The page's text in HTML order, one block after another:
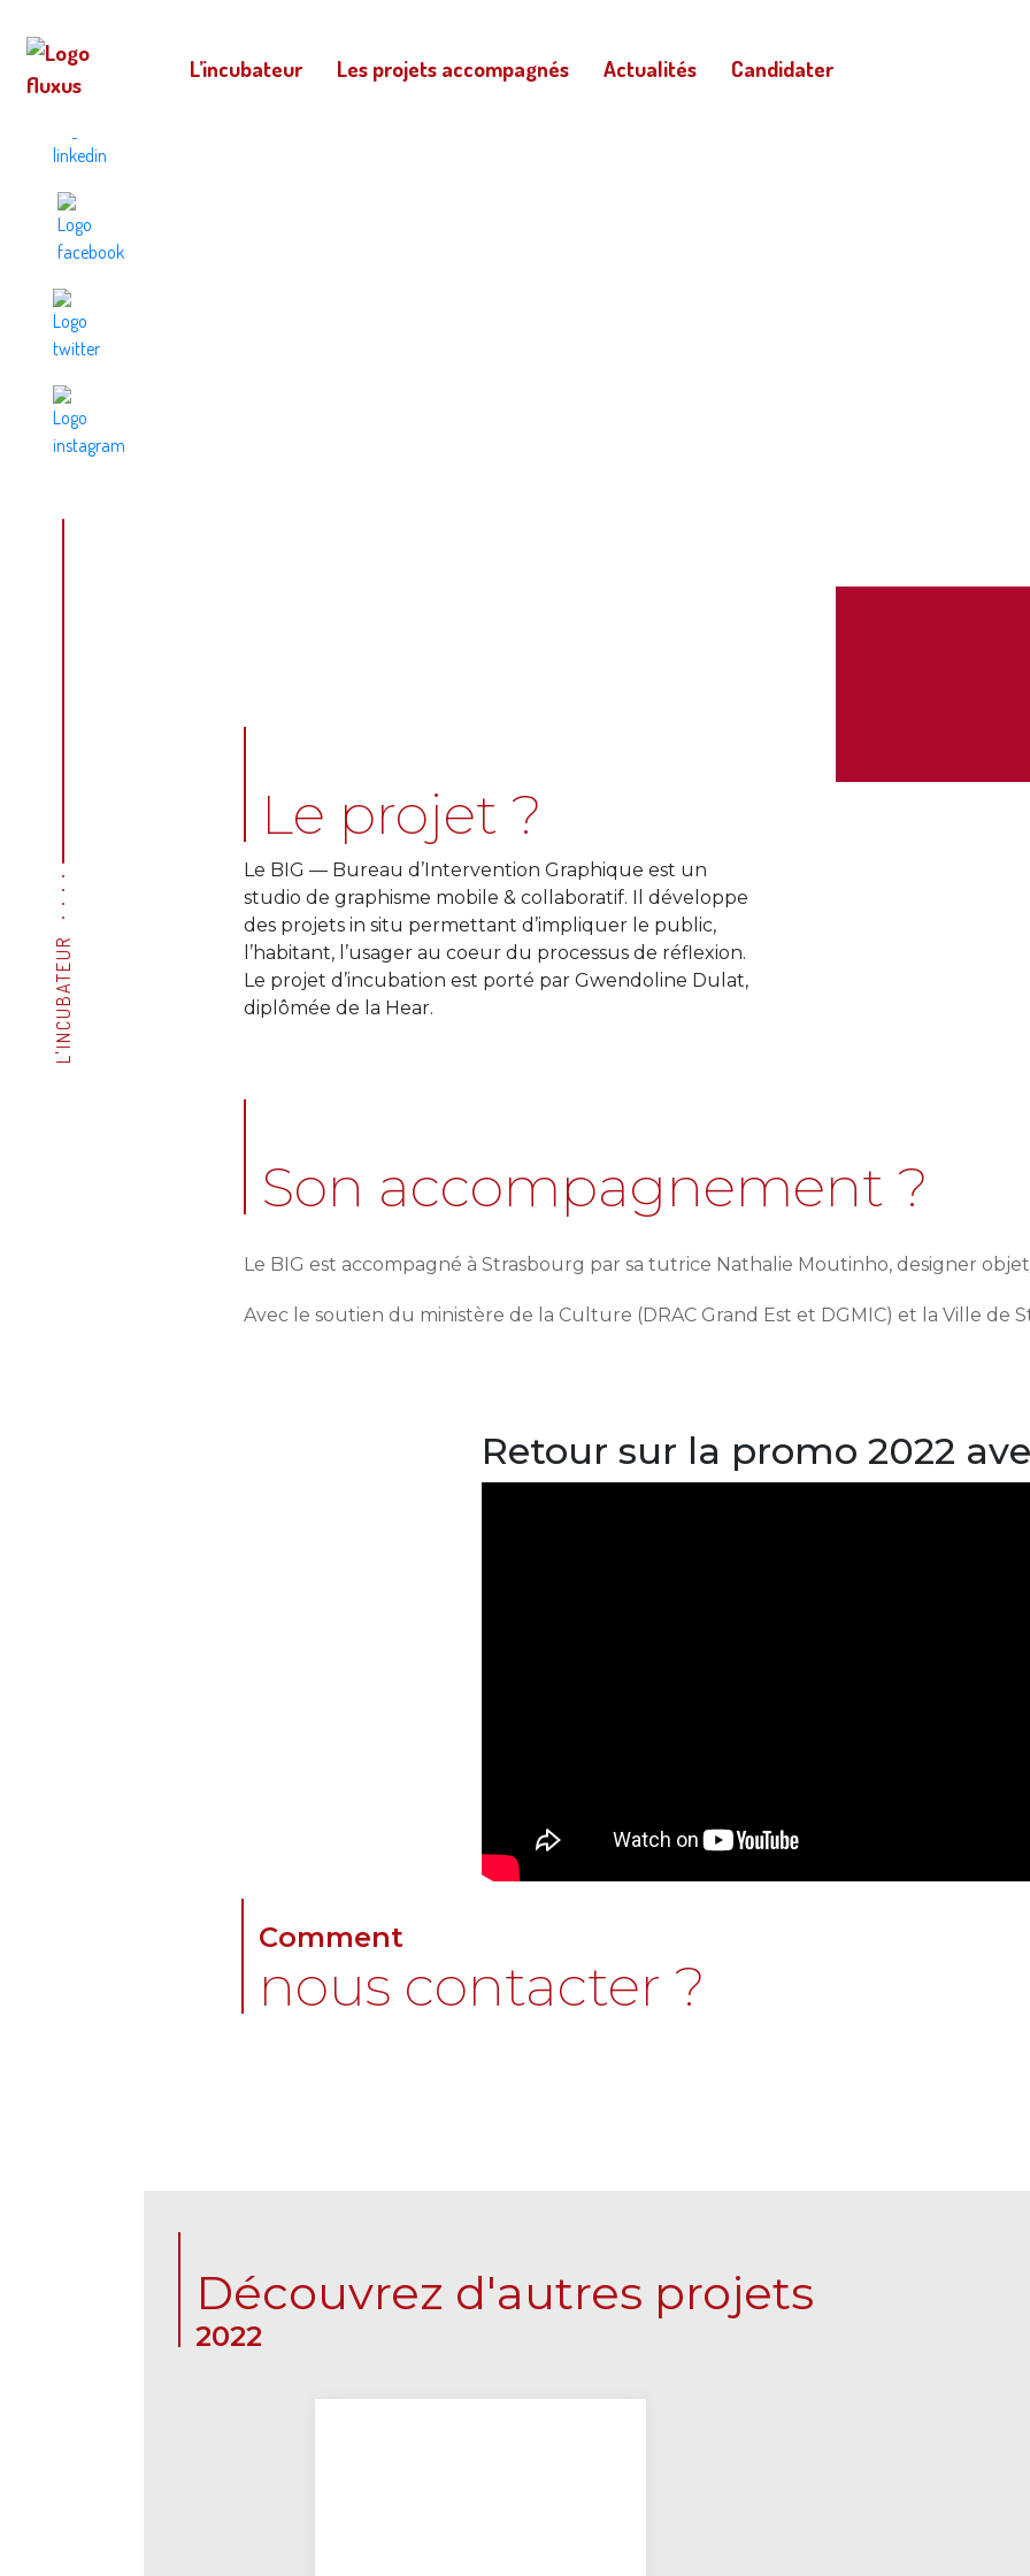
L’incubateur Les projets accompagnés Actualités Candidater
L'INCUBATEUR
Le projet ?
Le BIG — Bureau d’Intervention Graphique est un
studio de graphisme mobile & collaboratif. Il développe
des projets in situ permettant d’impliquer le public,
l’habitant, l’usager au coeur du processus de réflexion.
Le projet d’incubation est porté par Gwendoline Dulat,
diplômée de la Hear.
Son accompagnement ?
Le BIG est accompagné à Strasbourg par sa tutrice Nathalie Moutinho, designer
Avec le soutien du ministère de la Culture (DRAC Grand Est et DGMIC) et la Ville de
Retour sur la promo 2022
Comment
nous contacter ?
Découvrez d'autres projets
2022